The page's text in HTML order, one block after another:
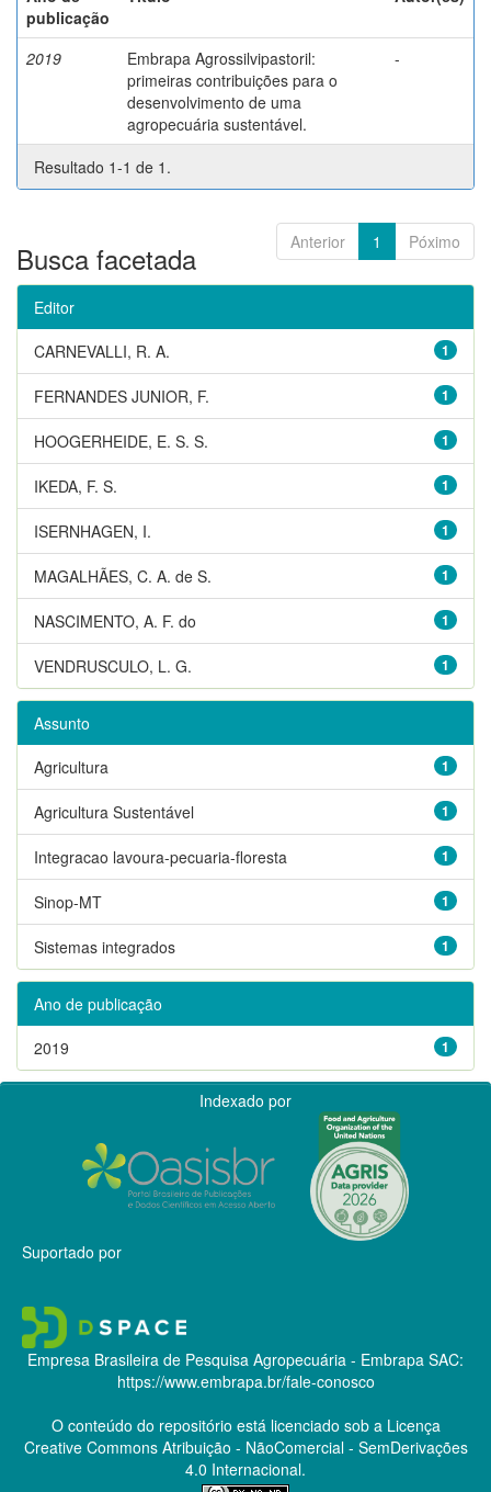
publicação
2019
Embrapa Agrossilvipastoril:
primeiras contribuições para o
desenvolvimento de uma
agropecuária sustentável.
-
Resultado 1-1 de 1.
Anterior 1 Póximo
Busca facetada
Editor
1
CARNEVALLI, R. A.
1
FERNANDES JUNIOR, F.
1
HOOGERHEIDE, E. S. S.
1
IKEDA, F. S.
1
ISERNHAGEN, I.
1
MAGALHÃES, C. A. de S.
1
NASCIMENTO, A. F. do
1
VENDRUSCULO, L. G.
Assunto
1
Agricultura
1
Agricultura Sustentável
1
Integracao lavoura-pecuaria-floresta
1
Sinop-MT
1
Sistemas integrados
Ano de publicação
1
2019
Indexado por
Suportado por
Empresa Brasileira de Pesquisa Agropecuária - Embrapa SAC:
https://www.embrapa.br/fale-conosco
O conteúdo do repositório está licenciado sob a Licença
Creative CommonsAtribuição - NãoComercial - SemDerivações
4.0 Internacional.